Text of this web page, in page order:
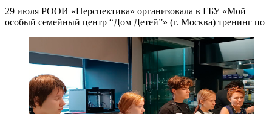
29 июля РООИ «Перспектива» организовала в ГБУ «Мой
особый семейный центр “Дом Детей”» (г. Москва) тренинг по